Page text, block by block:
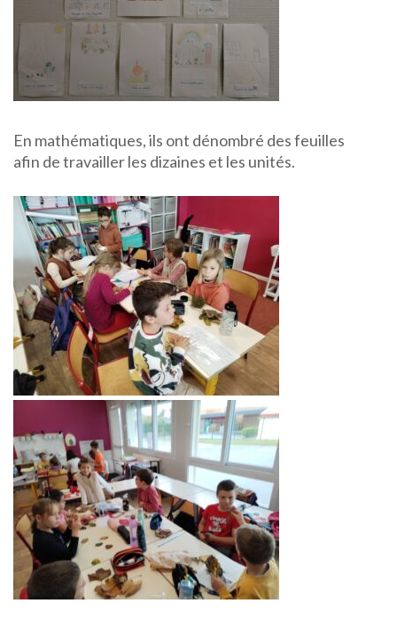
En mathématiques, ils ont dénombré des feuilles
afin de travailler les dizaines et les unités.